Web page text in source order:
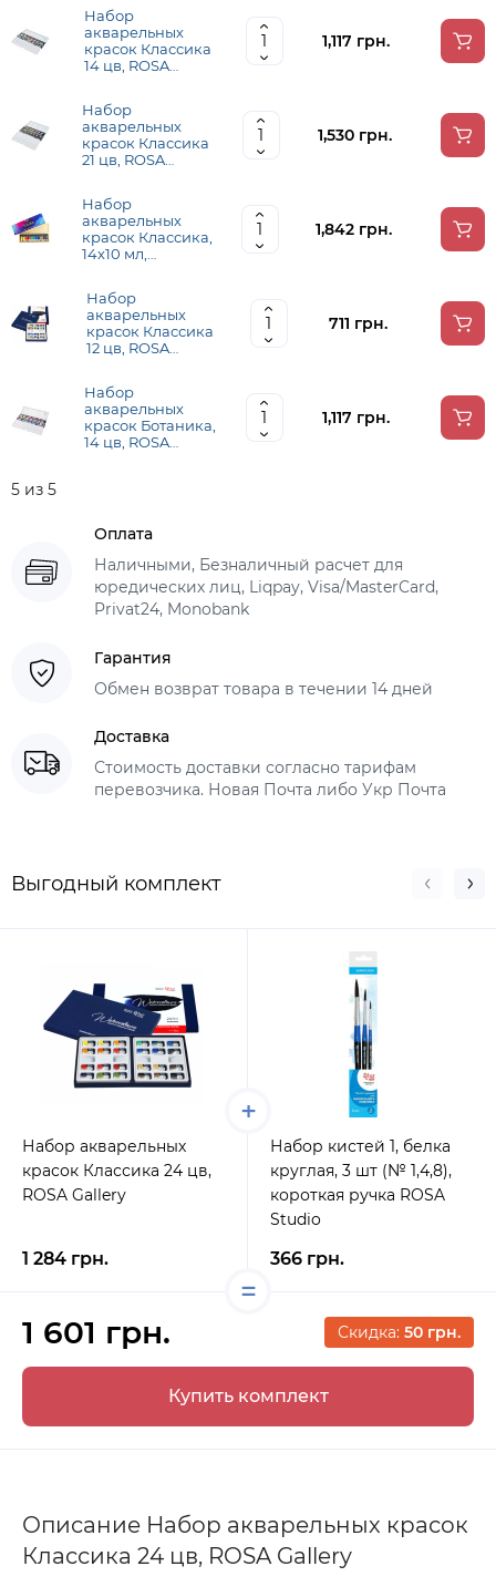
Набор
акварельных
красок Классика
14 цв, ROSA
1,117 грн.
Набор
акварельных
красок Классика
21 цв, ROSA
1,530 грн.
Набор
акварельных
красок Классика,
14х10 мл,
Gallery
1,842 грн.
Набор
акварельных
красок Классика
12 цв, ROSA
711 грн.
Набор
акварельных
красок Ботаника,
14 цв, ROSA
1,117 грн.
5 из 5
Оплата
Наличными, Безналичный расчет для
юредических лиц, Liqpay, Visa/MasterCard,
Privat24, Monobank
Гарантия
Обмен возврат товара в течении 14 дней
Доставка
Стоимость доставки согласно тарифам
перевозчика. Новая Почта либо Укр Почта
Выгодный комплект
Набор акварельных
красок Классика 24 цв,
ROSA Gallery
1 284 грн.
Набор кистей 1, белка
круглая, 3 шт (№ 1,4,8),
короткая ручка ROSA
Studio
366 грн.
1 601 грн. Скидка: 50 грн.
Купить комплект
Описание Набор акварельных красок
Классика 24 цв, ROSA Gallery